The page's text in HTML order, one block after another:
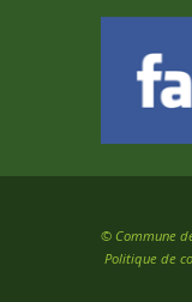
© Commune
Politique de